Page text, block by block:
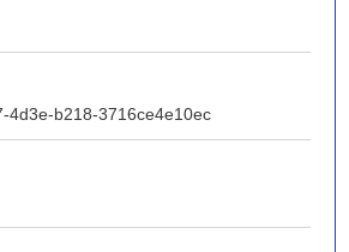
4d3e-b218-3716ce4e10ec